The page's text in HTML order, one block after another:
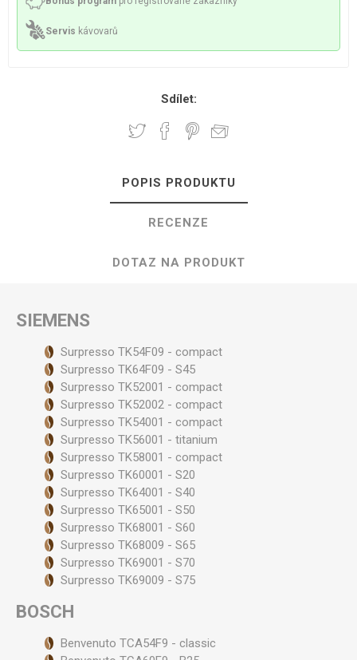
Servis kávovarů
Sdílet:
POPIS PRODUKTU
RECENZE
DOTAZ NA PRODUKT
SIEMENS
Surpresso TK54F09 - compact
Surpresso TK64F09 - S45
Surpresso TK52001 - compact
Surpresso TK52002 - compact
Surpresso TK54001 - compact
Surpresso TK56001 - titanium
Surpresso TK58001 - compact
Surpresso TK60001 - S20
Surpresso TK64001 - S40
Surpresso TK65001 - S50
Surpresso TK68001 - S60
Surpresso TK68009 - S65
Surpresso TK69001 - S70
Surpresso TK69009 - S75
BOSCH
Benvenuto TCA54F9 - classic